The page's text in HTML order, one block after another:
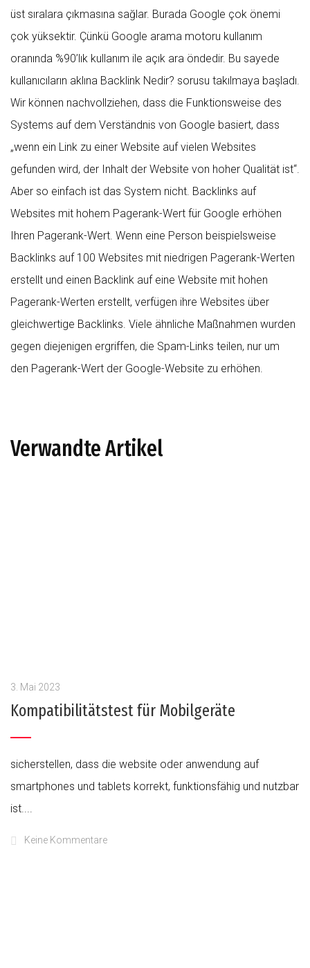
üst sıralara çıkmasına sağlar. Burada Google çok önemi
çok yüksektir. Çünkü Google arama motoru kullanım
oranında %90’lık kullanım ile açık ara öndedir. Bu sayede
kullanıcıların aklına Backlink Nedir? sorusu takılmaya başladı.
Wir können nachvollziehen, dass die Funktionsweise des
Systems auf dem Verständnis von Google basiert, dass
„wenn ein Link zu einer Website auf vielen Websites
gefunden wird, der Inhalt der Website von hoher Qualität ist“.
Aber so einfach ist das System nicht. Backlinks auf
Websites mit hohem Pagerank-Wert für Google erhöhen
Ihren Pagerank-Wert. Wenn eine Person beispielsweise
Backlinks auf 100 Websites mit niedrigen Pagerank-Werten
erstellt und einen Backlink auf eine Website mit hohen
Pagerank-Werten erstellt, verfügen ihre Websites über
gleichwertige Backlinks. Viele ähnliche Maßnahmen wurden
gegen diejenigen ergriffen, die Spam-Links teilen, nur um
den Pagerank-Wert der Google-Website zu erhöhen.
Verwandte Artikel
3. Mai 2023
Kompatibilitätstest für Mobilgeräte
sicherstellen, dass die website oder anwendung auf
smartphones und tablets korrekt, funktionsfähig und nutzbar
ist....
Keine Kommentare